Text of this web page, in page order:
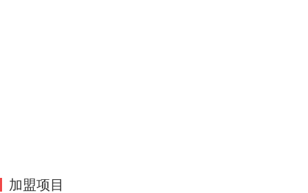
加盟项目